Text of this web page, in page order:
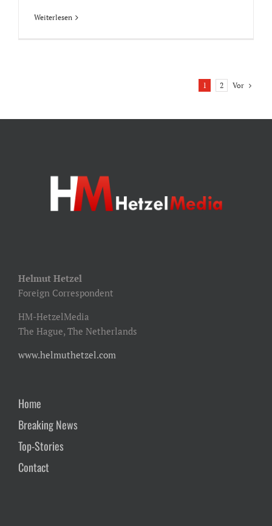
Weiterlesen
1 2 Vor
Helmut Hetzel
Foreign Correspondent
HM-HetzelMedia
The Hague, The Netherlands
www.helmuthetzel.com
Home
Breaking News
Top-Stories
Contact